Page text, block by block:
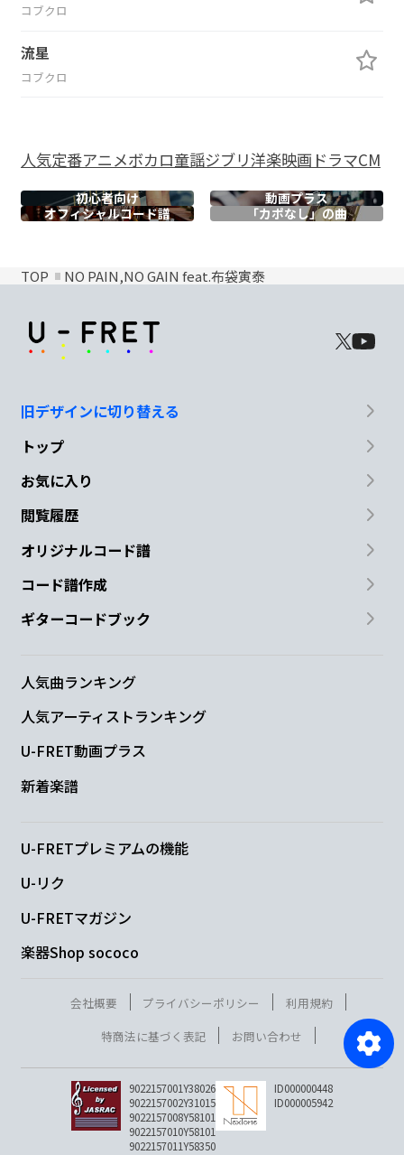
コブクロ
流星
コブクロ
人気定番アニメボカロ童謡ジブリ洋楽映画ドラマCM
初心者向け
動画プラス
オフィシャルコード譜 「カポなし」の曲
TOP NO PAIN,NO GAIN feat.布袋寅泰
旧デザインに切り替える
トップ
お気に入り
閲覧履歴
オリジナルコード譜
コード譜作成
ギターコードブック
人気曲ランキング
人気アーティストランキング
U-FRET動画プラス
新着楽譜
U-FRETプレミアムの機能
U-リク
U-FRETマガジン
楽器Shop sococo
会社概要 プライバシーポリシー
利用規約
特商法に基づく表記
お問い合わせ
9022157001Y38026
9022157002Y31015
9022157008Y58101
9022157010Y58101
9022157011Y58350
ID000000448
ID000005942